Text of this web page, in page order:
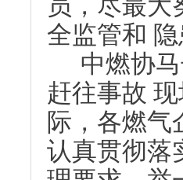
全监管和
中燃协
赶往事故
际，各燃气
认真贯彻落